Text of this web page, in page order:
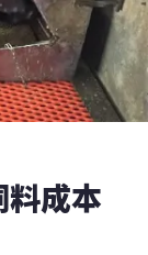
成本